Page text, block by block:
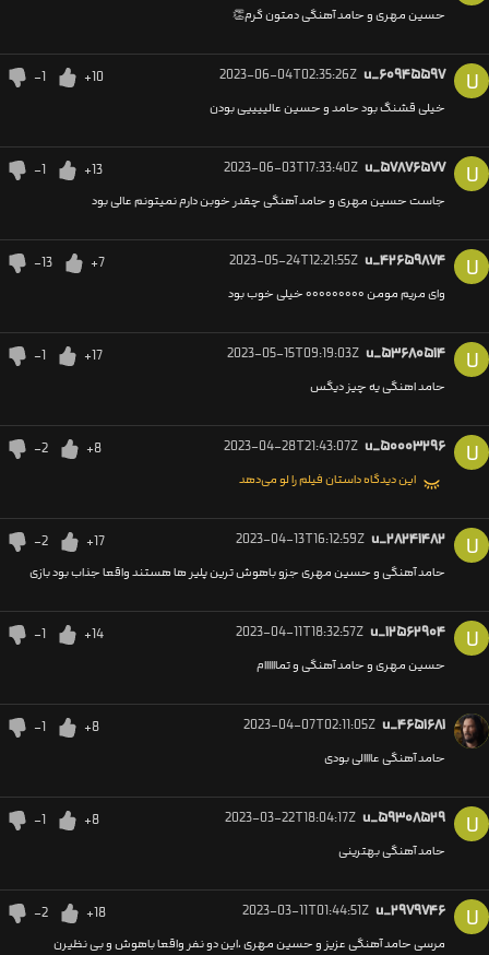
حسین مهری و حامد آهنگی دمتون گرم👏
U u_۶۰۹۴۵۵۹۷ 2023-06-04T02:35:26Z
+10
-1
خیلی قشنگ بود حامد و حسین عالییییی بودن
U u_۵۷۸۷۶۵۷۷ 2023-06-03T17:33:40Z
+13
-1
جاست حسین مهری و حامد آهنگی چقدر خوبن دارم نمیتونم عالی بود
U u_۴۲۶۵۹۸۷۴ 2023-05-24T12:21:55Z
+7
-13
وای مریم مومن ۰۰۰۰۰۰۰۰۰ خیلی خوب بود
U u_۵۳۶۸۰۵۱۴ 2023-05-15T09:19:03Z
+17
-1
حامد اهنگی یه چیز دیگس
U u_۵۰۰۰۳۲۹۶ 2023-04-28T21:43:07Z
+8
-2
این دیدگاه داستان فیلم را لو می‌دهد
U u_۲۸۲۴۱۴۸۲ 2023-04-13T16:12:59Z
+17
-2
حامد آهنگی و حسین مهری جزو باهوش ترین پلیر ها هستند واقعا جذاب بود بازی
U u_۱۲۵۶۲۹۰۴ 2023-04-11T18:32:57Z
+14
-1
حسین مهری و حامد آهنگی و تماااااام
u_۴۶۵۱۶۸۱ 2023-04-07T02:11:05Z
+8
-1
حامد آهنگی عاااالی بودی
U u_۵۹۳۰۸۵۲۹ 2023-03-22T18:04:17Z
+8
-1
حامد آهنگی بهترینی
U u_۲۹۷۹۷۴۶ 2023-03-11T01:44:51Z
+18
-2
مرسی حامد آهنگی عزیز و حسین مهری ،این دو نفر واقعا باهوش و بی نظیرن